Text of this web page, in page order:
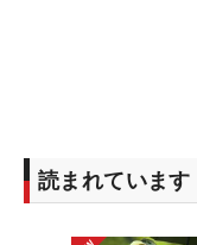
読まれています